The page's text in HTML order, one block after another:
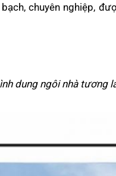
chuyên nghiệp,
dung ngôi nhà tương